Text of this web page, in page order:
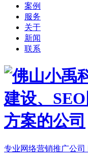
案例
服务
关于
新闻
联系
专业网络营销推广公司